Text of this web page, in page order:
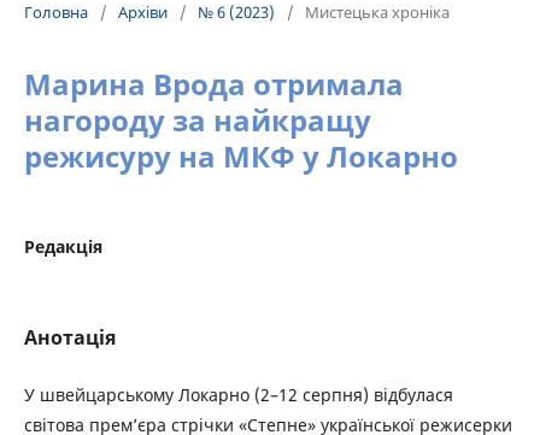
Головна / Архіви / № 6 (2023) / Мистецька хроніка
Марина Врода отримала
нагороду за найкращу
режисуру на МКФ у Локарно
Редакція
Анотація
У швейцарському Локарно (2–12 серпня) відбулася
світова прем’єра стрічки «Степне» української режисерки